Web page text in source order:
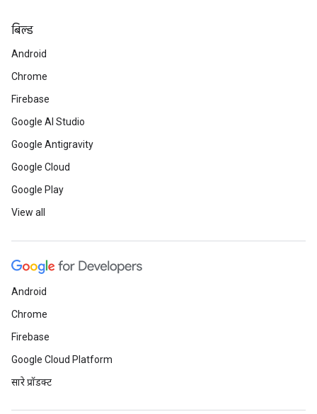
बिल्ड
Android
Chrome
Firebase
Google AI Studio
Google Antigravity
Google Cloud
Google Play
View all
Android
Chrome
Firebase
Google Cloud Platform
सारे प्रॉडक्ट